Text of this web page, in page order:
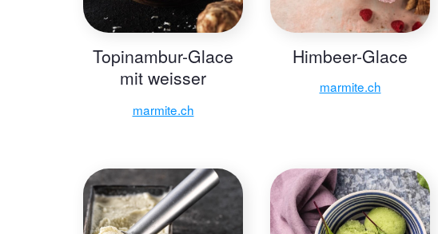
Topinambur-Glace
mit weisser
marmite.ch
Himbeer-Glace
marmite.ch